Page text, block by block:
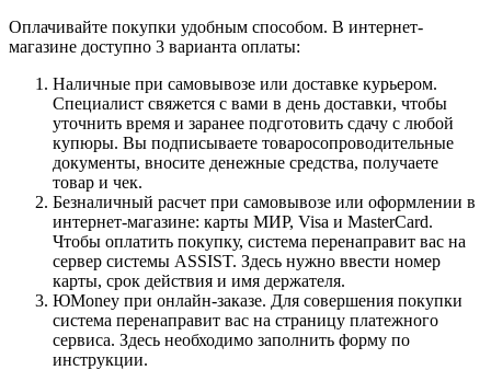
Оплачивайте покупки удобным способом. В интернет-
магазине доступно 3 варианта оплаты:
Наличные при самовывозе или доставке курьером.
Специалист свяжется с вами в день доставки, чтобы
уточнить время и заранее подготовить сдачу с любой
купюры. Вы подписываете товаросопроводительные
документы, вносите денежные средства, получаете
товар и чек.
Безналичный расчет при самовывозе или оформлении в
интернет-магазине: карты МИР, Visa и MasterCard.
Чтобы оплатить покупку, система перенаправит вас на
сервер системы ASSIST. Здесь нужно ввести номер
карты, срок действия и имя держателя.
ЮMoney при онлайн-заказе. Для совершения покупки
система перенаправит вас на страницу платежного
сервиса. Здесь необходимо заполнить форму по
инструкции.